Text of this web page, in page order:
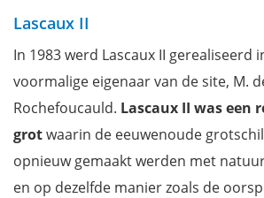
Lascaux II
In 1983 werd Lascaux II gerealiseerd
voormalige eigenaar van de site, M.
Rochefoucauld. Lascaux II was een
grotwaarin de eeuwenoude
opnieuw gemaakt werden met
en op dezelfde manier zoals de